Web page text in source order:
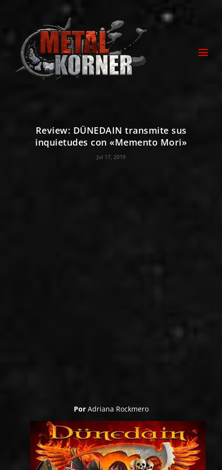
Review: DÜNEDAIN transmite sus
inquietudes con «Memento Mori»
Jul 17, 2019
Por Adriana Rockmero